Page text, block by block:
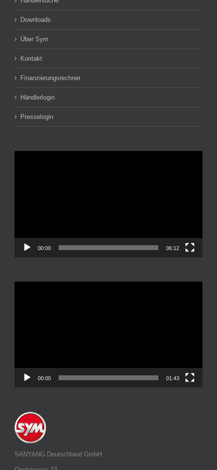
Downloads
Über Sym
Kontakt
Finanzierungsrechner
Händlerlogin
Presselogin
00:00 06:12
00:00 01:43
SANYANG Deutschland GmbH